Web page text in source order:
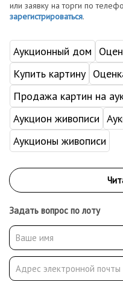
или заявку на торги по
зарегистрироваться.
Аукционный дом
Купить картину
Продажа картин на
Аукцион живописи
Аукционы живописи
Задать вопрос по лоту